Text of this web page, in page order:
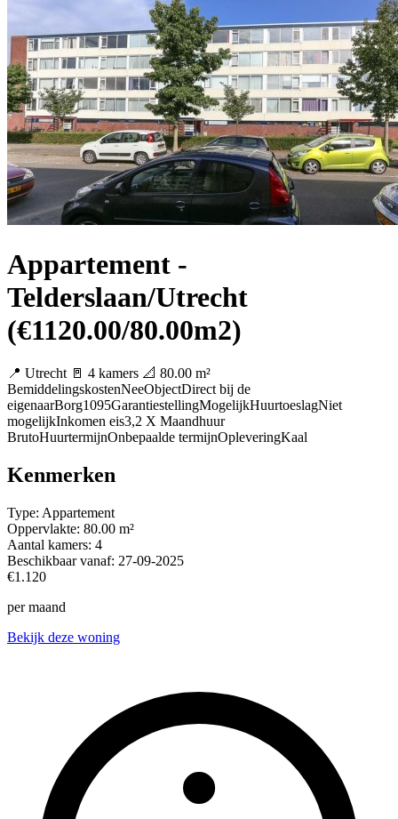
Appartement -
Telderslaan/Utrecht
(€1120.00/80.00m2)
📍 Utrecht 🚪 4 kamers 📐 80.00 m²
BemiddelingskostenNeeObjectDirect bij de
eigenaarBorg1095GarantiestellingMogelijkHuurtoeslagNiet
mogelijkInkomen eis3,2 X Maandhuur
BrutoHuurtermijnOnbepaalde termijnOpleveringKaal
Kenmerken
Type: Appartement
Oppervlakte: 80.00 m²
Aantal kamers: 4
Beschikbaar vanaf: 27-09-2025
€1.120
per maand
Bekijk deze woning